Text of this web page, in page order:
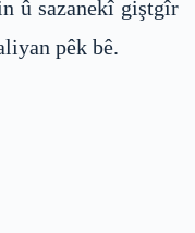
û sazanekî giştgîr
pêk bê.